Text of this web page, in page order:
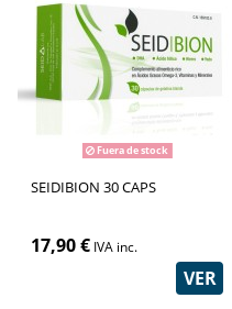
Fuera de stock
SEIDIBION 30 CAPS
17,90 € IVA inc.
VER